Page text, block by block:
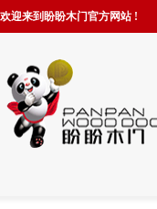
欢迎来到盼盼木门官方网站 !